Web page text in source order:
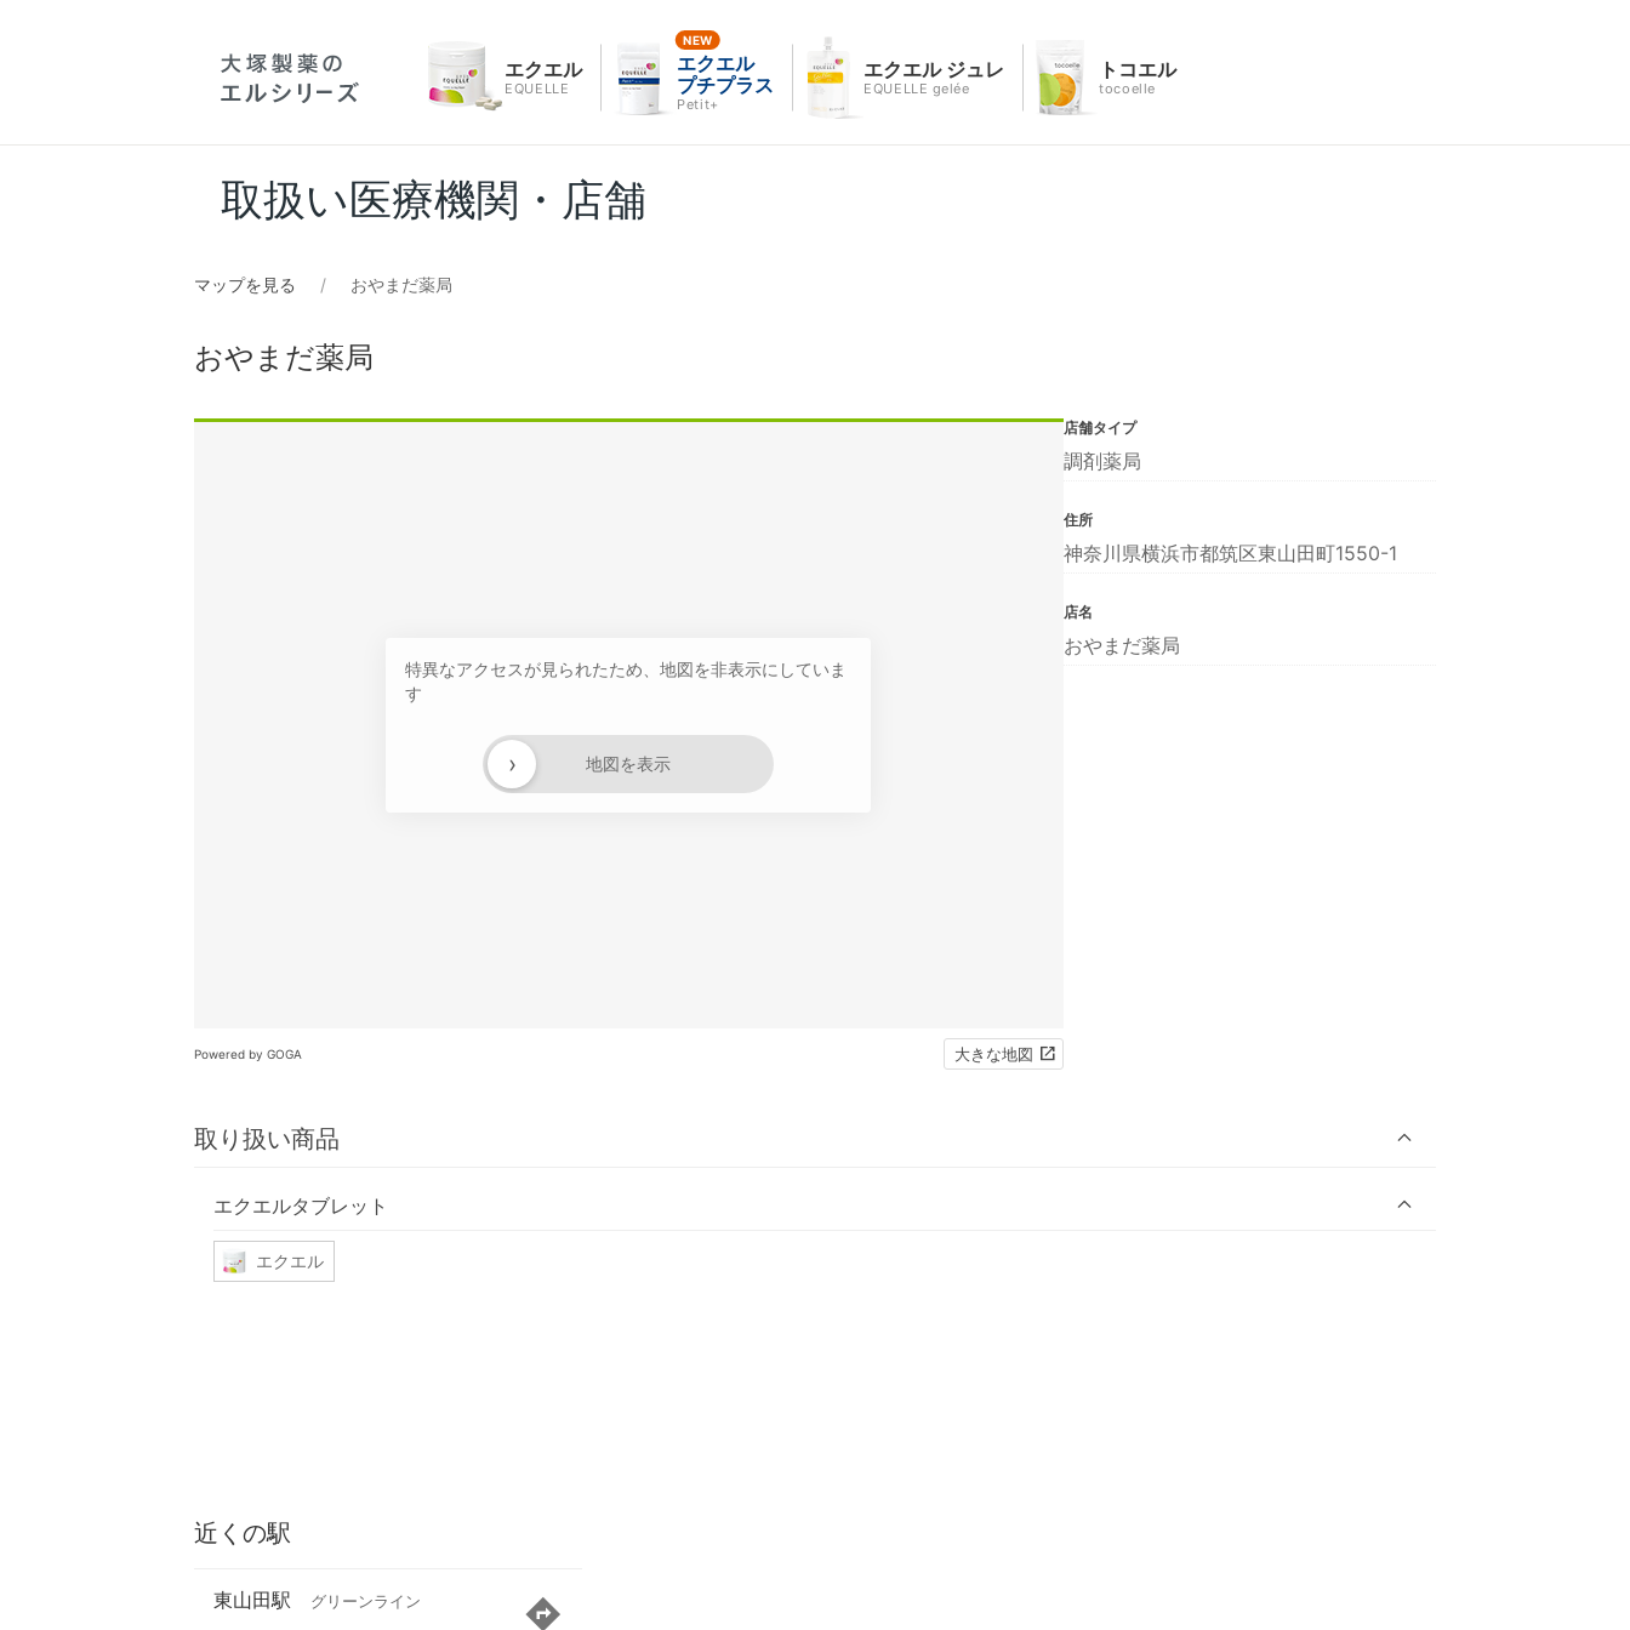
エクエル
EQUELLE
エクエル
プチプラス
Petit+
エクエル ジュレ
EQUELLE gelée
トコエル
tocoelle
取扱い医療機関・店舗
マップを見る おやまだ薬局
おやまだ薬局
特異なアクセスが見られたため、地図を非表示にしていま
す
地図を表示
›
Powered by GOGA 大きな地図
取り扱い商品
エクエルタブレット
エクエル
店舗タイプ
調剤薬局
住所
神奈川県横浜市都筑区東山田町1550-1
店名
おやまだ薬局
近くの駅
東山田駅 グリーンライン